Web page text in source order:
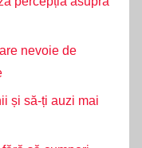
nevoie de
și să-ți auzi mai